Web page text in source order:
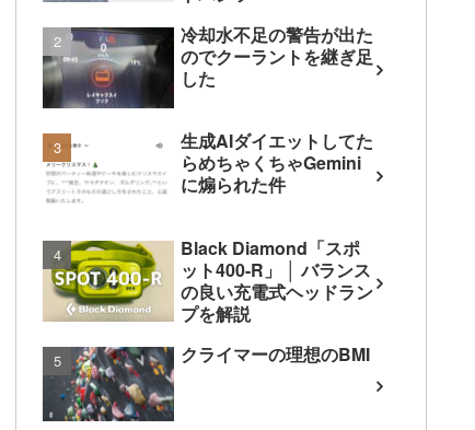
冷却水不足の警告が出た
のでクーラントを継ぎ足
した
生成AIダイエットしてた
らめちゃくちゃGemini
に煽られた件
Black Diamond「スポ
ット400-R」 │ バランス
の良い充電式ヘッドラン
プを解説
クライマーの理想のBMI